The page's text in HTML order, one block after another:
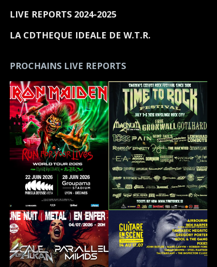
LIVE REPORTS 2024-2025
LA CDTHEQUE IDEALE DE W.T.R.
PROCHAINS LIVE REPORTS